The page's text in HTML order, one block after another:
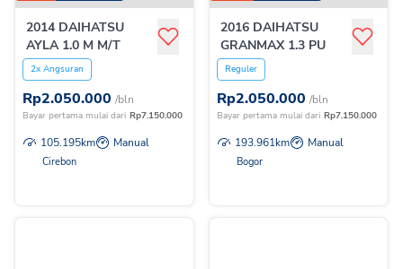
2014 DAIHATSU
AYLA 1.0 M M/T
2x Angsuran
Rp2.050.000 /bln
Bayar pertama mulai dari Rp7.150.000
105.195km Manual
Cirebon
2016 DAIHATSU
GRANMAX 1.3 PU
Reguler
Rp2.050.000 /bln
Bayar pertama mulai dari Rp7.150.000
193.961km Manual
Bogor